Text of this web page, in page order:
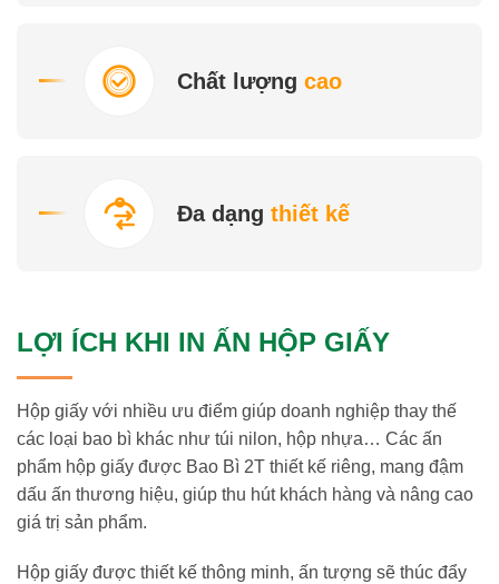
tem nhãn với nhiều
màu, decal trong
0334.131.131
Chất lượng cao
Đa dạng thiết kế
LỢI ÍCH KHI IN ẤN HỘP GIẤY
Hộp giấy với nhiều ưu điểm giúp doanh nghiệp thay thế
các loại bao bì khác như túi nilon, hộp nhựa… Các ấn
phẩm hộp giấy được Bao Bì 2T thiết kế riêng, mang đậm
dấu ấn thương hiệu, giúp thu hút khách hàng và nâng cao
giá trị sản phẩm.
Hộp giấy được thiết kế thông minh, ấn tượng sẽ thúc đẩy